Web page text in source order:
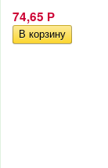
74,65 Р